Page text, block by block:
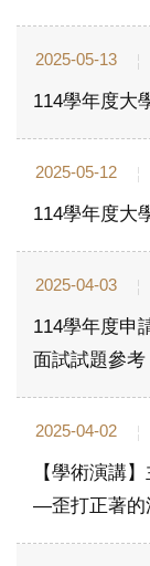
2025-05-13
114學年度大
2025-05-12
114學年度大
2025-04-03
114學年度申
面試試題參考
2025-04-02
【學術演講
—歪打正著的